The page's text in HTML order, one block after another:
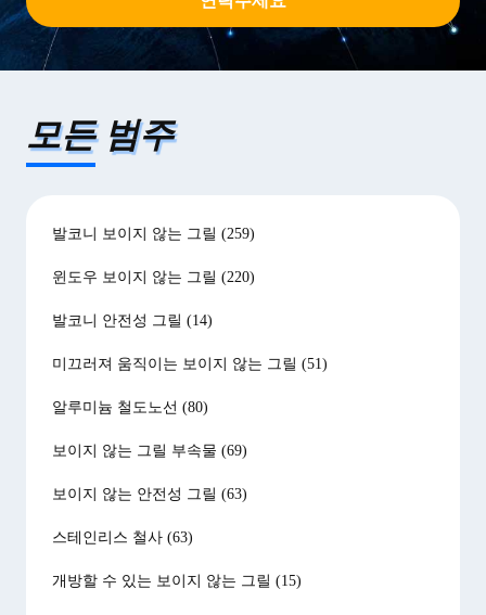
모든 범주
발코니 보이지 않는 그릴 (259)
윈도우 보이지 않는 그릴 (220)
발코니 안전성 그릴 (14)
미끄러져 움직이는 보이지 않는 그릴 (51)
알루미늄 철도노선 (80)
보이지 않는 그릴 부속물 (69)
보이지 않는 안전성 그릴 (63)
스테인리스 철사 (63)
개방할 수 있는 보이지 않는 그릴 (15)